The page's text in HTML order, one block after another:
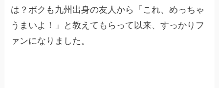
は？ボクも九州出身の友人から「これ、めっちゃ
うまいよ！」と教えてもらって以来、すっかりフ
ァンになりました。